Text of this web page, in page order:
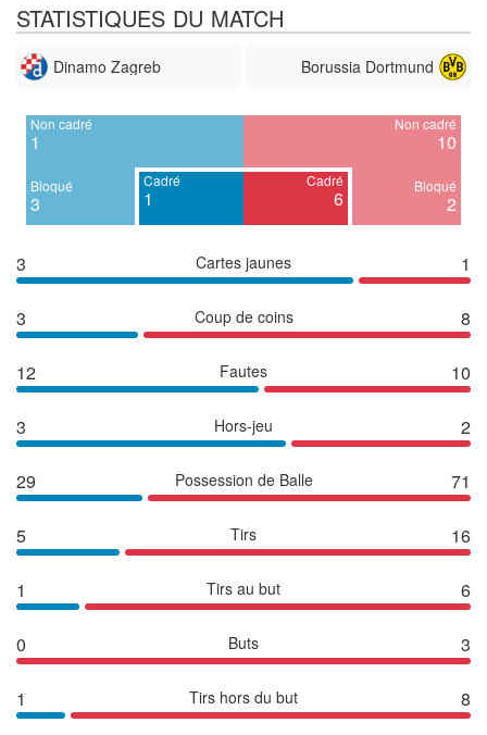
STATISTIQUES DU MATCH
Dinamo Zagreb Borussia Dortmund
Non cadré
1
Bloqué
3
Cadré
1
Cadré
6
Non cadré
10
Bloqué
2
3 Cartes jaunes 1
3 Coup de coins 8
12 Fautes 10
3 Hors-jeu 2
29 Possession de Balle 71
5 Tirs 16
1 Tirs au but 6
0 Buts 3
1 Tirs hors du but 8